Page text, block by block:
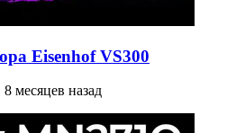
Eisenhof VS300
8 месяцев назад